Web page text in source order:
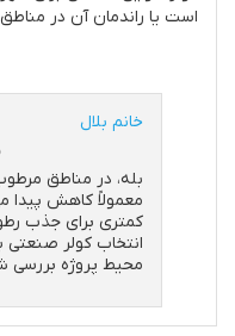
است یا راندمان آن در
خانم بلال
بله، در مناطق
معمولاً کاهش
کمتری برای جذب
انتخاب کولر صنعتی
محیط پروژه بررسی